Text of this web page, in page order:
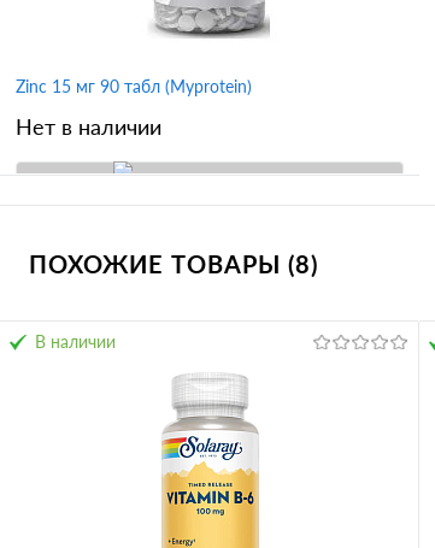
Zinc 15 мг 90 табл (Myprotein)
Нет в наличии
Купить в 1 клик
Сравнение
ПОХОЖИЕ ТОВАРЫ (8)
В наличии